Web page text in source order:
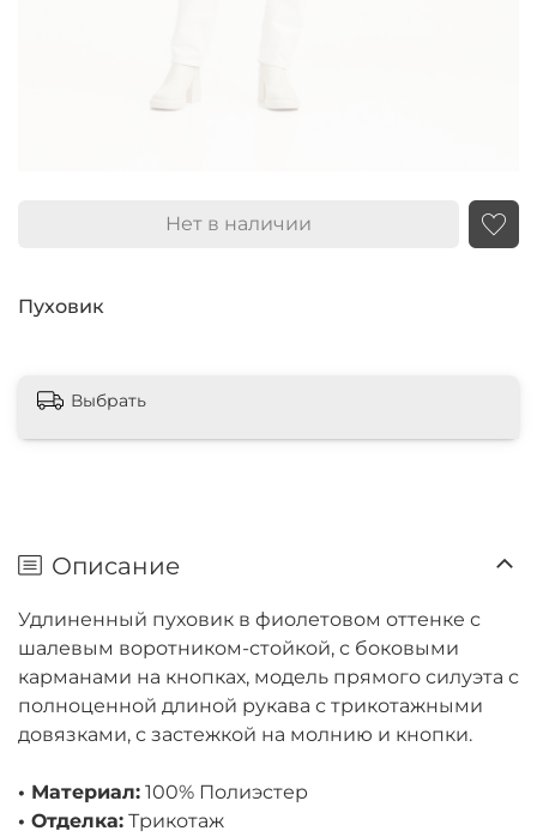
Пуховик
Нет в наличии
Выбрать
Описание
Удлиненный пуховик в фиолетовом оттенке с
шалевым воротником-стойкой, с боковыми
карманами на кнопках, модель прямого силуэта с
полноценной длиной рукава с трикотажными
довязками, с застежкой на молнию и кнопки.
• Материал: 100% Полиэстер
• Отделка: Трикотаж